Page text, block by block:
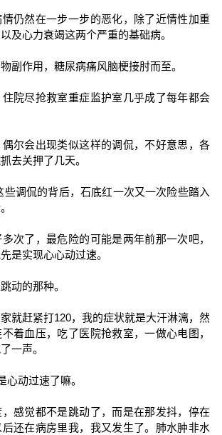
仍然在一步一步的恶化，除了近情性加重
及心力衰竭这两个严重的基础病。
副作用，糖尿病痛风脑梗接肘而至。
院尽抢救室重症监护室几乎成了每年都会
尔会出现类似这样的调侃，不好意思，各
去关押了几天。
些调侃的背后，石底红一次又一次险些踏入
次了，最危险的可能是两年前那一次吧，
是实现心心动过速。
动的那种。
就赶紧打120，我的症状就是大汗淋漓，然
着血压，吃了医院抢救室，一做心电图，
一声。
心动过速了嘛。
感觉都不是跳动了，而是在那发抖，停在
还在病房里我，我又发生了。肺水肿非水